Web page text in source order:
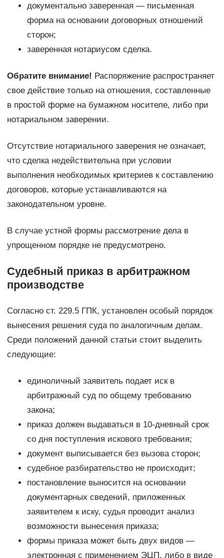
документально заверенная — письменная
форма на основании договорных отношений
сторон;
заверенная нотариусом сделка.
Обратите внимание! Распоряжение распространяет
свое действие только на отношения, составленные
в простой форме на бумажном носителе, либо при
нотариальном заверении.
Отсутствие нотариального заверения не означает,
что сделка недействительна при условии
выполнения необходимых критериев к составлению
договоров, которые устанавливаются на
законодательном уровне.
В случае устной формы рассмотрение дела в
упрощенном порядке не предусмотрено.
Судебный приказ в арбитражном
производстве
Согласно ст. 229.5 ГПК, установлен особый порядок
вынесения решения суда по аналогичным делам.
Среди положений данной статьи стоит выделить
следующие:
единоличный заявитель подает иск в
арбитражный суд по общему требованию
закона;
приказ должен выдаваться в 10-дневный срок
со дня поступления искового требования;
документ выписывается без вызова сторон;
судебное разбирательство не происходит;
постановление выносится на основании
документарных сведений, приложенных
заявителем к иску, судья проводит анализ
возможности вынесения приказа;
формы приказа может быть двух видов —
электронная с применением ЭЦП, либо в виде